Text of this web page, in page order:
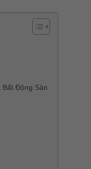
Động Sản